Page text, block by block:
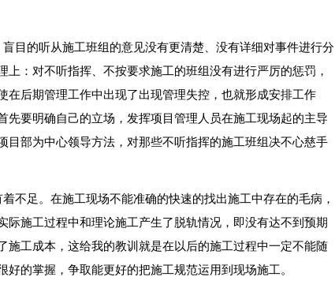
目的听从施工班组的意见没有更清楚、没有详细对事件进行分
：对不听指挥、不按要求施工的班组没有进行严厉的惩罚，
在后期管理工作中出现了出现管理失控，也就形成安排工作
先要明确自己的立场，发挥项目管理人员在施工现场起的主导
目部为中心领导方法，对那些不听指挥的施工班组决不心慈手
不足。在施工现场不能准确的快速的找出施工中存在的毛病，
际施工过程中和理论施工产生了脱轨情况，即没有达不到预期
施工成本，这给我的教训就是在以后的施工过程中一定不能随
的掌握，争取能更好的把施工规范运用到现场施工。